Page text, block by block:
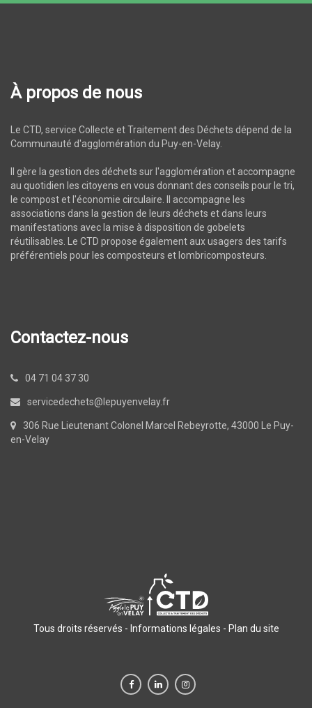
À propos de nous
Le CTD, service Collecte et Traitement des Déchets dépend de la
Communauté d'agglomération du Puy-en-Velay.
Il gère la gestion des déchets sur l'agglomération et accompagne
au quotidien les citoyens en vous donnant des conseils pour le tri,
le compost et l'économie circulaire. Il accompagne les
associations dans la gestion de leurs déchets et dans leurs
manifestations avec la mise à disposition de gobelets
réutilisables. Le CTD propose également aux usagers des tarifs
préférentiels pour les composteurs et lombricomposteurs.
Contactez-nous
04 71 04 37 30
servicedechets@lepuyenvelay.fr
306 Rue Lieutenant Colonel Marcel Rebeyrotte, 43000 Le Puy-
en-Velay
Tous droits réservés - Informations légales - Plan du site